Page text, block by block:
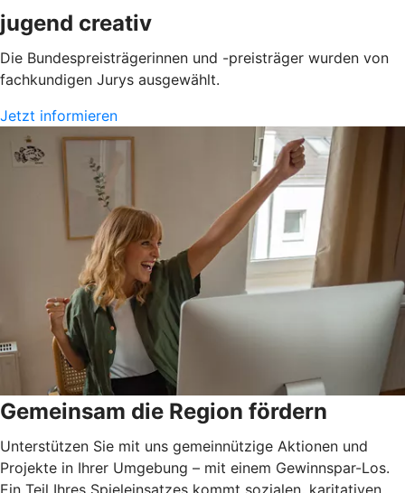
jugend creativ
Die Bundespreisträgerinnen und -preisträger wurden von
fachkundigen Jurys ausgewählt.
Jetzt informieren
Gemeinsam die Region fördern
Unterstützen Sie mit uns gemeinnützige Aktionen und
Projekte in Ihrer Umgebung – mit einem Gewinnspar-Los.